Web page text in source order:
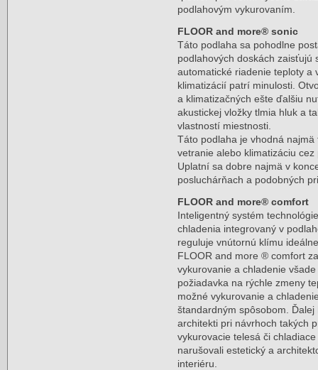
podlahovým vykurovaním.
FLOOR and more® sonic
Táto podlaha sa pohodlne
podlahových doskách zaisťujú
automatické riadenie teploty a
klimatizácií patrí minulosti.
a klimatizačných ešte ďalšiu
akustickej vložky tlmia hluk a
vlastností miestnosti.
Táto podlaha je vhodná
vetranie alebo klimatizáciu
Uplatní sa dobre najmä v
posluchárňach a podobných
FLOOR and more® comfort
Inteligentný systém
chladenia integrovaný v
reguluje vnútornú klímu
FLOOR and more ® comfort
vykurovanie a chladenie
požiadavka na rýchle zmeny
možné vykurovanie a
štandardným spôsobom. Ďalej
architekti pri návrhoch takých
vykurovacie telesá či
narušovali estetický a
interiéru.